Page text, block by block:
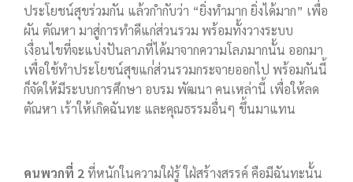
ประโยชน์สุขร่วมกัน แล้วกำกับว่า “ยิ่งทำมาก ยิ่งได้มาก” เพื่อ
ผัน ตัณหา มาสู่การทำดีแก่ส่วนรวม พร้อมทั้งวางระบบ
เงื่อนไขที่จะแบ่งปันลาภที่ได้มาจากความโลภมากนั้น ออกมา
เพื่อใช้ทำประโยชน์สุขแก่่ส่วนรวมกระจายออกไป พร้อมกันนี้
ก็จัดให้มีระบบการศึกษา อบรม พัฒนา คนเหล่านี้ เพื่อให้ลด
ตัณหา เร้าให้เกิดฉันทะ และคุณธรรมอื่นๆ ขึ้นมาแทน
คนพวกที่ 2ที่หนักในความใฝ่รู้ ใฝ่สร้างสรรค์ คือมีฉันทะนั้น